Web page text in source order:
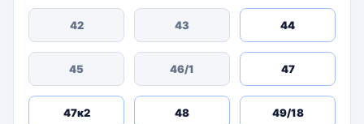
42 43 44
45 46/1 47
47к2 48 49/18